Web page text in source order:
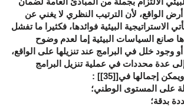
الواقع، لأن الترتيب النظري لا يغني عن
الاستراتيجية البيئية فوائدها، فكثيرا ما تفشل
صانع السياسات البيئية إما لعدم وضوح
أو وجود خلل في البرامج عند تنزيلها على الواقع،
عدة محددات في عملية تنزيل البرامج
ويمكن إجمالها في[[35]
] :
على المستوى الوطني؛
بدقة؛